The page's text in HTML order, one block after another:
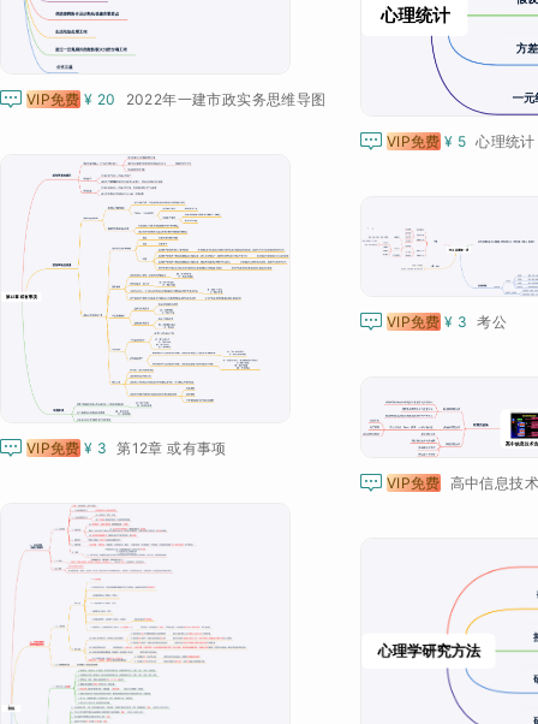
 VIP免费 ¥ 20 2022年一建市政实务思维导图
 VIP免费 ¥ 5 心理统计
 VIP免费 ¥ 3 第12章 或有事项
 VIP免费 ¥ 3 考公
 VIP免费 高中信息技